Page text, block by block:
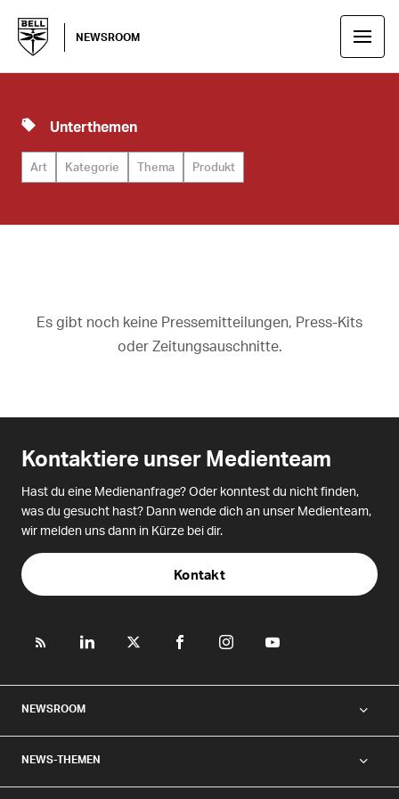
NEWSROOM
Unterthemen
Art Kategorie Thema Produkt
Es gibt noch keine Pressemitteilungen, Press-Kits
oder Zeitungsauschnitte.
Kontaktiere unser Medienteam
Hast du eine Medienanfrage? Oder konntest du nicht finden,
was du gesucht hast? Dann wende dich an unser Medienteam,
wir melden uns dann in Kürze bei dir.
Kontakt
NEWSROOM
NEWS-THEMEN